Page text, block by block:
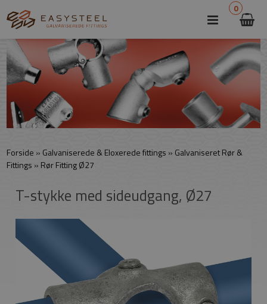
0
Forside » Galvaniserede & Eloxerede fittings » Galvaniseret Rør &
Fittings » Rør Fitting Ø27
T-stykke med sideudgang, Ø27